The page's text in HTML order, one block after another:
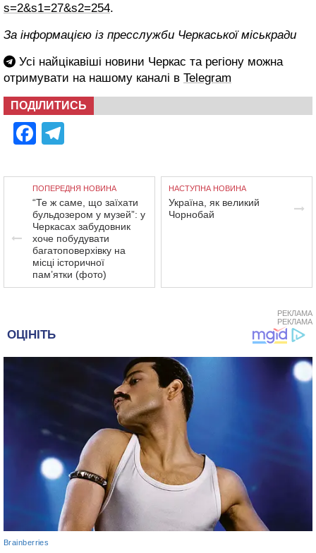
s=2&s1=27&s2=254.
За інформацією із пресслужби Черкаської міськради
Усі найцікавіші новини Черкас та регіону можна
отримувати на нашому каналі в Telegram
ПОДІЛИТИСЬ
Facebook
ПОПЕРЕДНЯ НОВИНА
“Те ж саме, що заїхати
бульдозером у музей”: у
Черкасах забудовник
хоче побудувати
багатоповерхівку на
місці історичної
пам’ятки (фото)
НАСТУПНА НОВИНА
Україна, як великий
Чорнобай
РЕКЛАМА
РЕКЛАМА